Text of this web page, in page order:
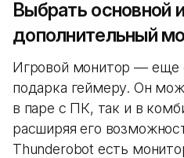
Выбрать основной
дополнительный
Игровой монитор — еще
подарка геймеру. Он
в паре с ПК, так и в
расширяя его
Thunderobot есть